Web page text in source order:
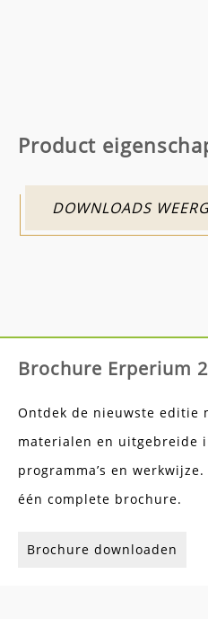
Product
DOWNLOADS
Brochure Erperium
Ontdek de nieuwste editie
materialen en uitgebreide
programma’s en
één complete brochure.
Brochure downloaden